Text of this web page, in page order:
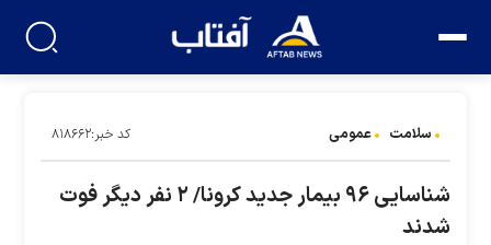
سلامت عمومی کد خبر:۸۱۸۶۶۲
شناسایی ۹۶ بیمار جدید کرونا/ ۲ نفر دیگر فوت
شدند